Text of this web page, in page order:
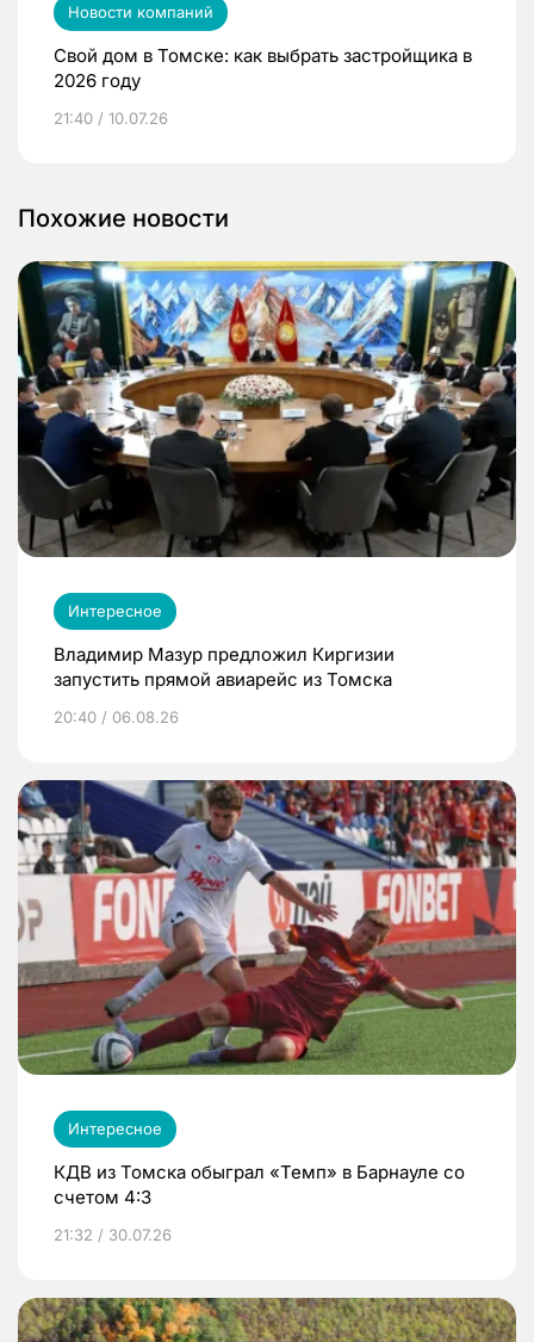
Новости компаний
Свой дом в Томске: как выбрать застройщика в
2026 году
21:40 / 10.07.26
Похожие новости
Интересное
Владимир Мазур предложил Киргизии
запустить прямой авиарейс из Томска
20:40 / 06.08.26
Интересное
КДВ из Томска обыграл «Темп» в Барнауле со
счетом 4:3
21:32 / 30.07.26